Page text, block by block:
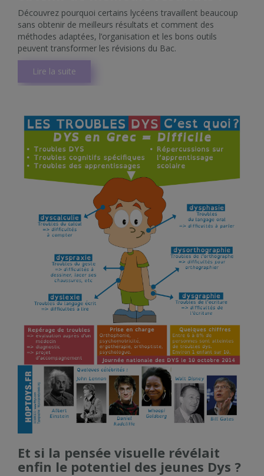
Découvrez pourquoi certains lycéens travaillent beaucoup
sans obtenir de meilleurs résultats et comment des
méthodes adaptées, l’organisation et les bons outils
peuvent transformer les révisions du Bac.
Lire la suite
Et si la pensée visuelle révélait
enfin le potentiel des jeunes Dys ?